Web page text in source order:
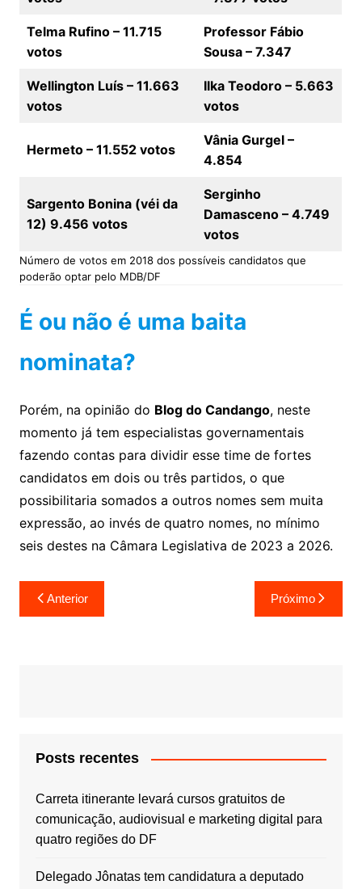
Telma Rufino – 11.715
votos
Professor Fábio
Sousa – 7.347
Wellington Luís – 11.663
votos
Ilka Teodoro – 5.663
votos
Hermeto – 11.552 votos
Vânia Gurgel –
4.854
Sargento Bonina (véi da
12) 9.456 votos
Serginho
Damasceno – 4.749
votos
Número de votos em 2018 dos possíveis candidatos que
poderão optar pelo MDB/DF
É ou não é uma baita
nominata?
Porém, na opinião do Blog do Candango, neste
momento já tem especialistas governamentais
fazendo contas para dividir esse time de fortes
candidatos em dois ou três partidos, o que
possibilitaria somados a outros nomes sem muita
expressão, ao invés de quatro nomes, no mínimo
seis destes na Câmara Legislativa de 2023 a 2026.
Navegação
de
Anterior Próximo
Posts recentes
Carreta itinerante levará cursos gratuitos de
comunicação, audiovisual e marketing digital para
quatro regiões do DF
Delegado Jônatas tem candidatura a deputado